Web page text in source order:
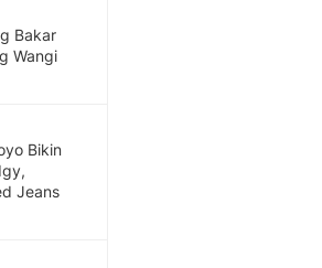
Bakar
Wangi
Bikin
Jeans